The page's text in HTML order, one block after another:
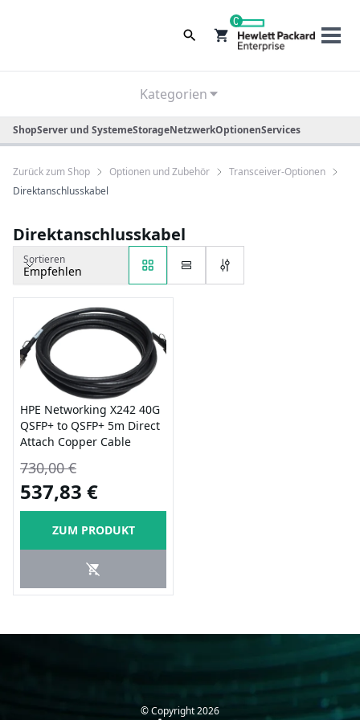
0
Kategorien
ShopServer und SystemeStorageNetzwerkOptionenServices
Zurück zum Shop Optionen und Zubehör
Transceiver-Optionen
Direktanschlusskabel
Direktanschlusskabel
Sortieren
Empfehlen
HPE Networking X242 40G
QSFP+ to QSFP+ 5m Direct
Attach Copper Cable
730,00 €
537,83 €
ZUM PRODUKT
© Copyright2026